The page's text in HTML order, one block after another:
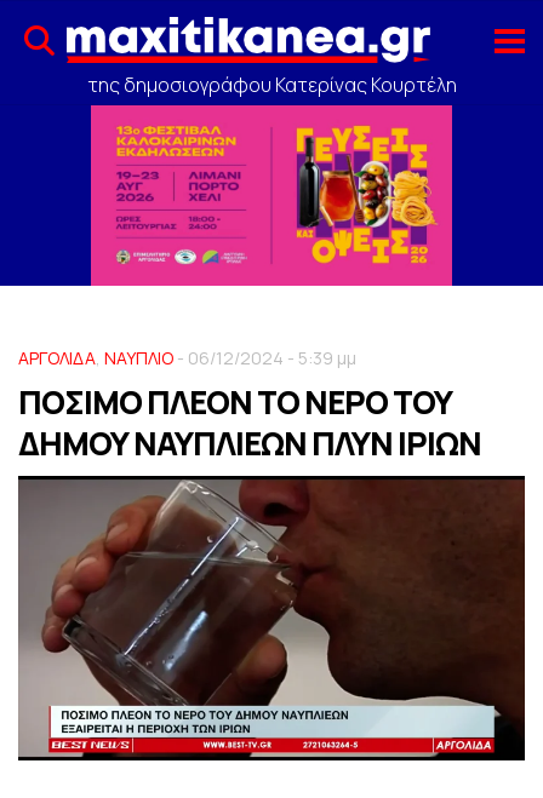
της δημοσιογράφου Κατερίνας Κουρτέλη
ΑΡΓΟΛΙΔΑ, ΝΑΥΠΛΙΟ - 06/12/2024 - 5:39 μμ
ΠΟΣΙΜΟ ΠΛΕΟΝ ΤΟ ΝΕΡΟ ΤΟΥ
ΔΗΜΟΥ ΝΑΥΠΛΙΕΩΝ ΠΛΥΝ ΙΡΙΩΝ